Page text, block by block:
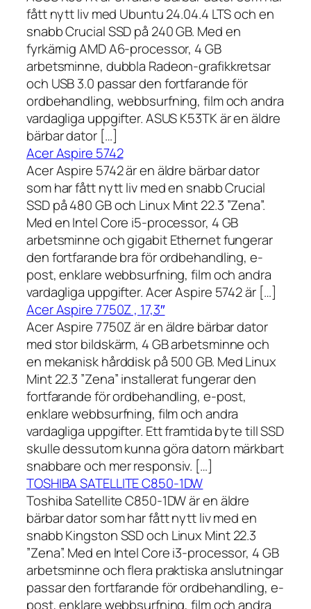
fått nytt liv med Ubuntu 24.04.4 LTS och en
snabb Crucial SSD på 240 GB. Med en
fyrkärnig AMD A6-processor, 4 GB
arbetsminne, dubbla Radeon-grafikkretsar
och USB 3.0 passar den fortfarande för
ordbehandling, webbsurfning, film och andra
vardagliga uppgifter. ASUS K53TK är en äldre
bärbar dator […]
Acer Aspire 5742
Acer Aspire 5742 är en äldre bärbar dator
som har fått nytt liv med en snabb Crucial
SSD på 480 GB och Linux Mint 22.3 ”Zena”.
Med en Intel Core i5-processor, 4 GB
arbetsminne och gigabit Ethernet fungerar
den fortfarande bra för ordbehandling, e-
post, enklare webbsurfning, film och andra
vardagliga uppgifter. Acer Aspire 5742 är […]
Acer Aspire 7750Z , 17,3″
Acer Aspire 7750Z är en äldre bärbar dator
med stor bildskärm, 4 GB arbetsminne och
en mekanisk hårddisk på 500 GB. Med Linux
Mint 22.3 ”Zena” installerat fungerar den
fortfarande för ordbehandling, e-post,
enklare webbsurfning, film och andra
vardagliga uppgifter. Ett framtida byte till SSD
skulle dessutom kunna göra datorn märkbart
snabbare och mer responsiv. […]
TOSHIBA SATELLITE C850-1DW
Toshiba Satellite C850-1DW är en äldre
bärbar dator som har fått nytt liv med en
snabb Kingston SSD och Linux Mint 22.3
”Zena”. Med en Intel Core i3-processor, 4 GB
arbetsminne och flera praktiska anslutningar
passar den fortfarande för ordbehandling, e-
post, enklare webbsurfning, film och andra